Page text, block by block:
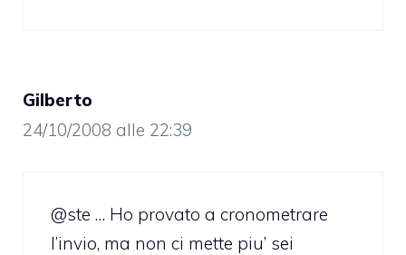
Gilberto
24/10/2008 alle 22:39
@ste … Ho provato a cronometrare
l’invio, ma non ci mette piu’ sei